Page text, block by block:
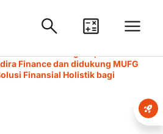
Finance dan didukung MUFG
Finansial Holistik bagi